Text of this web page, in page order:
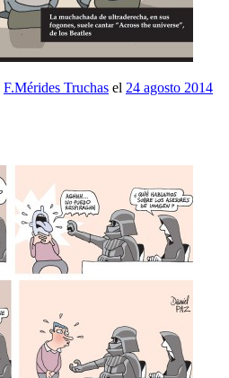
F.Mérides Truchas el 24 agosto 2014